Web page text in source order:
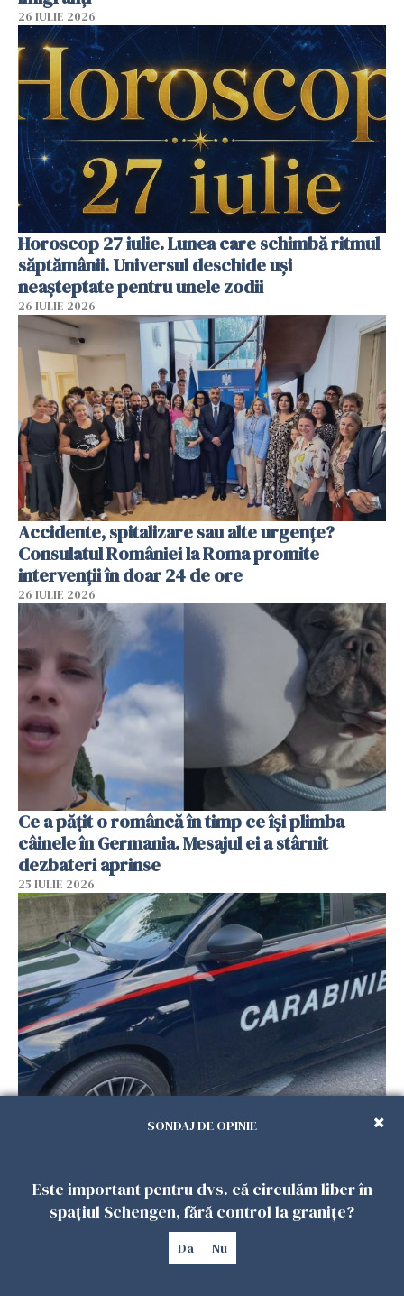
26 IULIE 2026
Horoscop 27 iulie. Lunea care schimbă ritmul
săptămânii. Universul deschide uși
neașteptate pentru unele zodii
26 IULIE 2026
Accidente, spitalizare sau alte urgențe?
Consulatul României la Roma promite
intervenții în doar 24 de ore
26 IULIE 2026
Ce a pățit o româncă în timp ce își plimba
câinele în Germania. Mesajul ei a stârnit
dezbateri aprinse
25 IULIE 2026
singuri în casă pentru a merge la mall. Vecinii
SONDAJ DE OPINIE
Este important pentru dvs. că circulăm liber în
spațiul Schengen, fără control la granițe?
Da Nu